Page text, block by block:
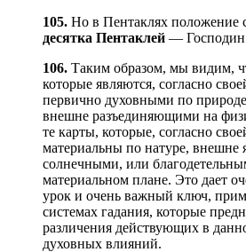
105. Но в Пентаклях положение
десятка Пентаклей — Господин
106. Таким образом, мы видим,
которые являются, согласно
первично духовными по
внешне разъединяющими на
те карты, которые, согласно
материальны по натуре, внешне
солнечными, или
материальном плане. Это дает
урок и очень важный ключ,
системах гадания, которые
различения действующих в
духовных влияний.